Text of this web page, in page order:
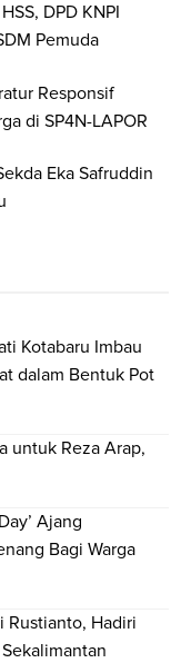
DPD KNPI
Pemuda
Responsif
di SP4N-LAPOR
Eka Safruddin
Kotabaru Imbau
dalam Bentuk Pot
untuk Reza Arap,
Ajang
Bagi Warga
Rustianto, Hadiri